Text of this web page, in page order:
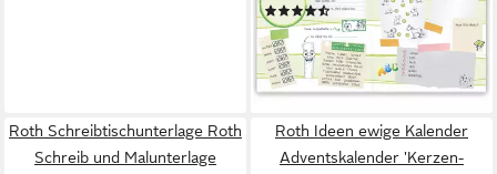
(16)
ab 8,99 €
leider ausverkauft
Roth Schreibtischunterlage Roth
Schreib und Malunterlage
Roth Ideen ewige Kalender
Adventskalender 'Kerzen-